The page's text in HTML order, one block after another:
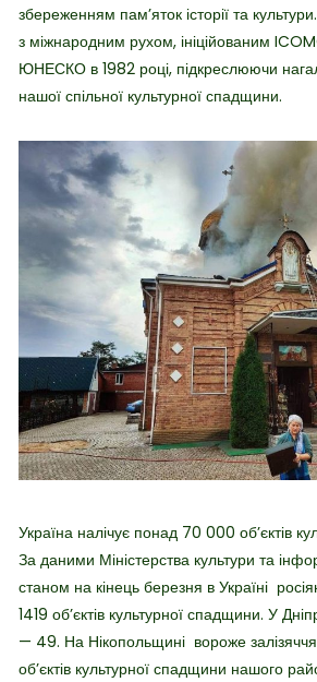
збереженням пам’яток історії та
з міжнародним рухом, ініційованим
ЮНЕСКО в 1982 році, підкреслюючи
нашої спільної культурної спадщини.
Україна налічує понад 70 000 об’єктів
За даними Міністерства культури та
станом на кінець березня в Україні
1419 об’єктів культурної спадщини. У
— 49. На Нікопольщині вороже
об’єктів культурної спадщини нашого